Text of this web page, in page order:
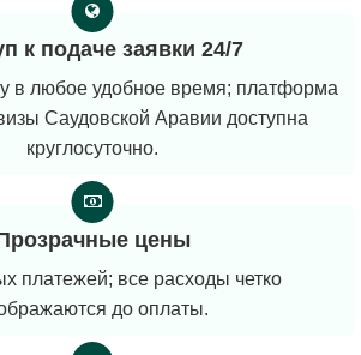
к подаче заявки 24/7
в любое удобное время; платформа
Саудовской Аравии доступна
круглосуточно.
цены
платежей; все расходы четко
до оплаты.